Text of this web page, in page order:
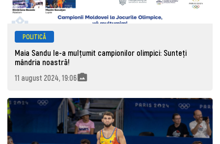
POLITICĂ
Maia Sandu le-a mulțumit campionilor olimpici: Sunteți
mândria noastră!
11 august 2024, 19:06